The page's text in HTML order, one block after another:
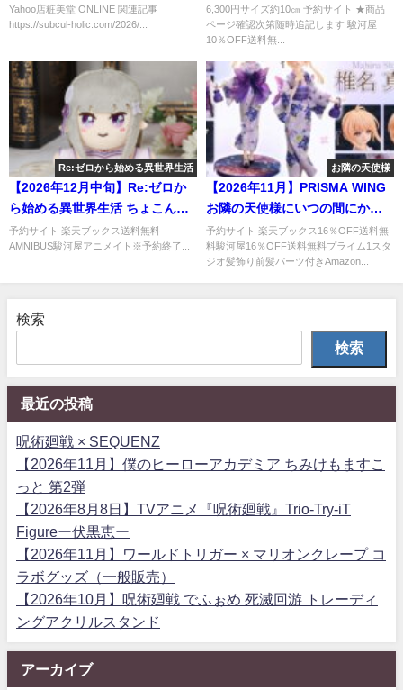
Yahoo店粧美堂 ONLINE 関連記事
https://subcul-holic.com/2026/...
6,300円サイズ約10㎝ 予約サイト ★商品
ページ確認次第随時追記します 駿河屋
10％OFF送料無...
Re:ゼロから始める異世界生活
【2026年12月中旬】Re:ゼロか
ら始める異世界生活 ちょこん
と！ぬいぐるみマスコット
予約サイト 楽天ブックス送料無料
AMNIBUS駿河屋アニメイト※予約終了...
お隣の天使様
【2026年11月】PRISMA WING
お隣の天使様にいつの間にか駄
目人間にされていた件 椎名真昼
1/7 完成品フィギュア
予約サイト 楽天ブックス16％OFF送料無
料駿河屋16％OFF送料無料プライム1スタ
ジオ髪飾り前髪パーツ付きAmazon...
検索
検索
最近の投稿
呪術廻戦 × SEQUENZ
【2026年11月】僕のヒーローアカデミア ちみけもますこ
っと 第2弾
【2026年8月8日】TVアニメ『呪術廻戦』Trio-Try-iT
Figureー伏黒恵ー
【2026年11月】ワールドトリガー × マリオンクレープ コ
ラボグッズ（一般販売）
【2026年10月】呪術廻戦 でふぉめ 死滅回游 トレーディ
ングアクリルスタンド
アーカイブ